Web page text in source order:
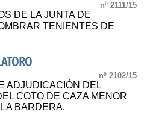
nº 2111/15
DE LA JUNTA DE
TENIENTES DE
nº 2102/15
ADJUDICACIÓN DEL
COTO DE CAZA MENOR
BARDERA.